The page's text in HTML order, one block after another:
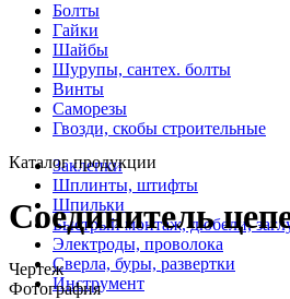
Болты
Гайки
Шайбы
Шурупы, сантех. болты
Винты
Саморезы
Гвозди, скобы строительные
Заклепки
Шплинты, штифты
Шпильки
Быстрый монтаж, дюбели,
Электроды, проволока
Сверла, буры, развертки
Инструмент
Каталог продукции
Соединитель
Чертеж
Фотография